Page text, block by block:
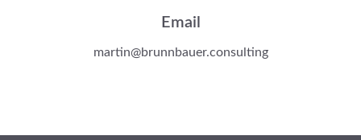
Email
martin@brunnbauer.consulting